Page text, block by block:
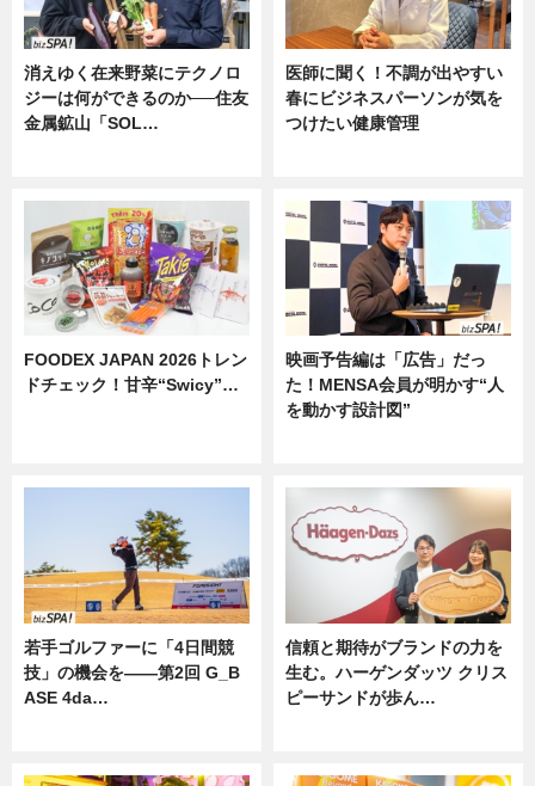
消えゆく在来野菜にテクノロ
ジーは何ができるのか──住友
金属鉱山「SOL…
医師に聞く！不調が出やすい
春にビジネスパーソンが気を
つけたい健康管理
FOODEX JAPAN 2026トレン
ドチェック！甘辛“Swicy”…
映画予告編は「広告」だっ
た！MENSA会員が明かす“人
を動かす設計図”
若手ゴルファーに「4日間競
技」の機会を——第2回 G_B
ASE 4da…
信頼と期待がブランドの力を
生む。ハーゲンダッツ クリス
ピーサンドが歩ん…